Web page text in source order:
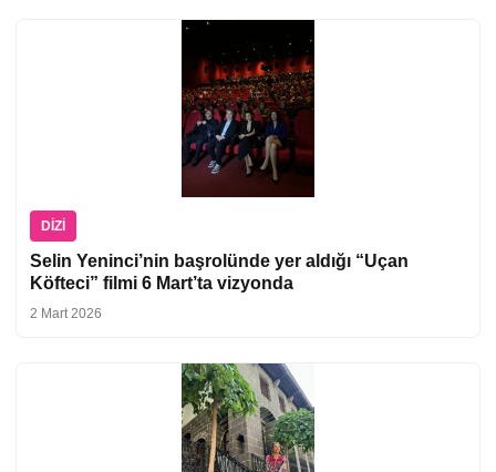
DIZI
Selin Yeninci’nin başrolünde yer aldığı “Uçan
Köfteci” filmi 6 Mart’ta vizyonda
2 Mart 2026